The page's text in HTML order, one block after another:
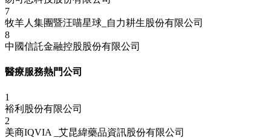
7
牧羊人集團暨汪喵星球_自力耕生股份有限公司
8
中國信託金融控股股份有限公司
醫療服務熱門公司
1
裕利股份有限公司
2
美商IQVIA _艾昆緯藥品資訊股份有限公司